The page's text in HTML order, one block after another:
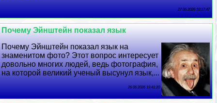
27 06 2026 10:17:47
Почему Эйнштейн показал язык
Почему Эйнштейн показал язык на
знаменитом фото? Этот вопрос интересует
довольно многих людей, ведь фотография,
на которой великий ученый высунул язык,...
26 06 2026 19:41:20